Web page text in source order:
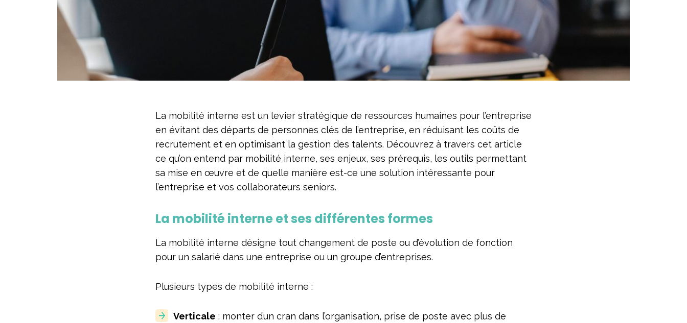
La mobilité interne est un levier stratégique de ressources humaines pour l’entreprise
en évitant des départs de personnes clés de l’entreprise, en réduisant les coûts de
recrutement et en optimisant la gestion des talents. Découvrez à travers cet article
ce qu’on entend par mobilité interne, ses enjeux, ses prérequis, les outils permettant
sa mise en œuvre et de quelle manière est-ce une solution intéressante pour
l’entreprise et vos collaborateurs seniors.
La mobilité interne et ses différentes formes
La mobilité interne désigne tout changement de poste ou d’évolution de fonction
pour un salarié dans une entreprise ou un groupe d’entreprises.
Plusieurs types de mobilité interne :
Verticale : monter d’un cran dans l’organisation, prise de poste avec plus de